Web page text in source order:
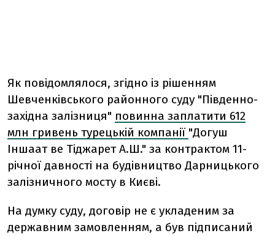
Як повідомлялося, згідно із рішенням
Шевченківського районного суду "Південно-
західна залізниця" повинна заплатити 612
млн гривень турецькій компанії "Догуш
Іншаат ве Тіджарет А.Ш." за контрактом 11-
річної давності на будівництво Дарницького
залізничного мосту в Києві.
На думку суду, договір не є укладеним за
державним замовленням, а був підписаний